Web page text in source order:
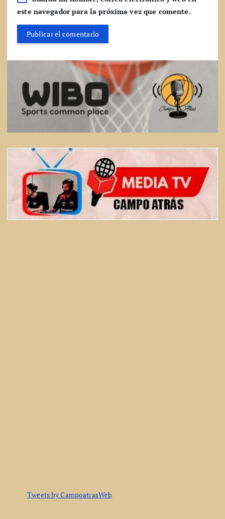
este navegador para la próxima vez que comente.
Tweets by CampoatrasWeb